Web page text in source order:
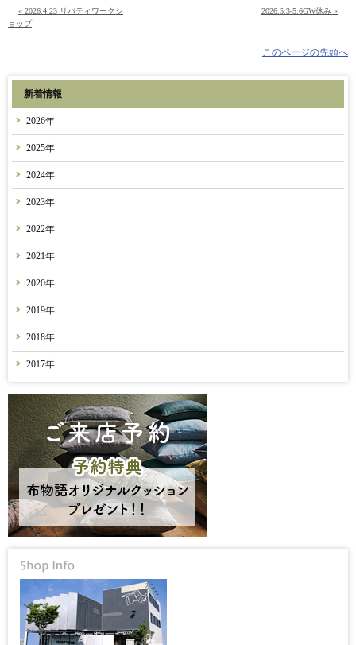
« 2026.4.23 リバティワークシ
ョップ
2026.5.3-5.6GW休み »
このページの先頭へ
新着情報
2026年
2025年
2024年
2023年
2022年
2021年
2020年
2019年
2018年
2017年